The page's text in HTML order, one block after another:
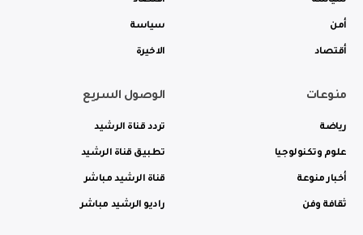
أمن
أقتصاد
سياسة
الاخيرة
منوعات
رياضة
علوم وتكنولوجيا
أخبار منوعة
ثقافة وفن
الوصول السريع
تردد قناة الرشيد
تطبيق قناة الرشيد
قناة الرشيد مباشر
راديو الرشيد مباشر